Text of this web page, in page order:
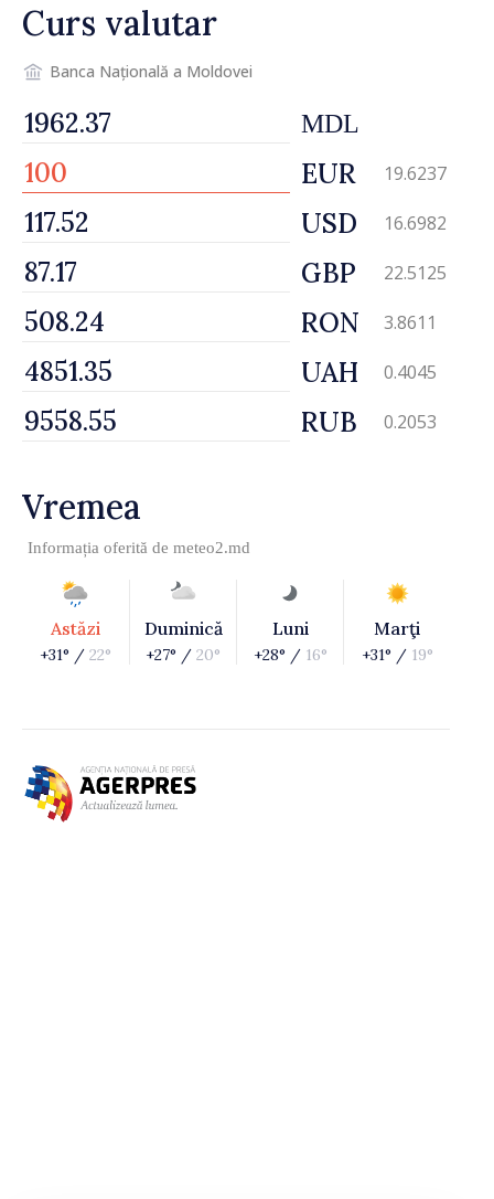
Curs valutar
Banca Națională a Moldovei
MDL
EUR 19.6237
USD 16.6982
GBP 22.5125
RON 3.8611
UAH 0.4045
RUB 0.2053
Vremea
Informația oferită de meteo2.md
Astăzi
+31° / 22°
Duminică
+27° / 20°
Luni
+28° / 16°
Marţi
+31° / 19°